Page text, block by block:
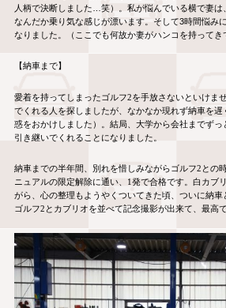
人柄で決断しました…笑）。私が悩んでいる横で妻は
なんだか乗り気な感じが漂います。そして3時間悩み
なりました。（ここでも何故か妻がハンコを持ってき
【納車まで】
愛着を持ってしまったゴルフ2を手放さないといけま
でくれる人を探しましたが、なかなか現れず納車を
惑をおかけしました）。結局、大学から会社までず
引き継いでくれることになりました。
納車までの半年間、別れを惜しみながらゴルフ2 との
ニュアルの限定解除に通い、 1発で合格です。白カブ
がら、心の整理もようやくついてきた頃、ついに納
ゴルフ2 とカブリオを並べて記念撮影が出来て、最高で